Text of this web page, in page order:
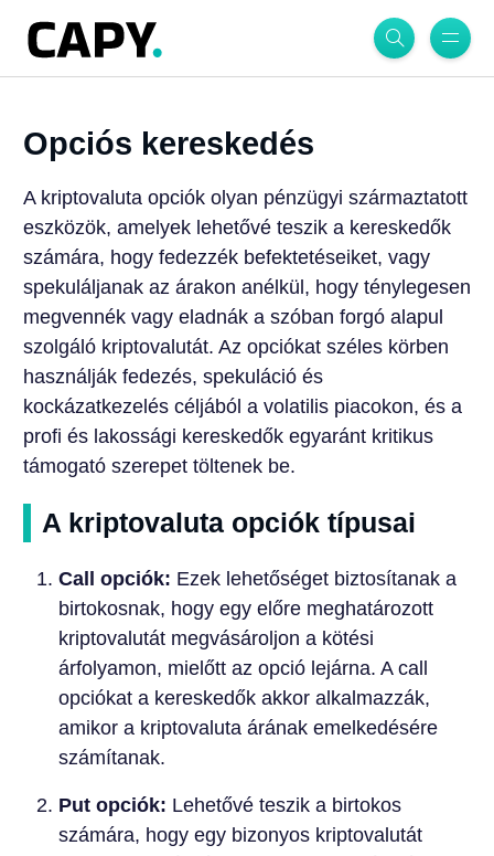
Opciós kereskedés
A kriptovaluta opciók olyan pénzügyi származtatott
eszközök, amelyek lehetővé teszik a kereskedők
számára, hogy fedezzék befektetéseiket, vagy
spekuláljanak az árakon anélkül, hogy ténylegesen
megvennék vagy eladnák a szóban forgó alapul
szolgáló kriptovalutát. Az opciókat széles körben
használják fedezés, spekuláció és
kockázatkezelés céljából a volatilis piacokon, és a
profi és lakossági kereskedők egyaránt kritikus
támogató szerepet töltenek be.
A kriptovaluta opciók típusai
Call opciók: Ezek lehetőséget biztosítanak a
birtokosnak, hogy egy előre meghatározott
kriptovalutát megvásároljon a kötési
árfolyamon, mielőtt az opció lejárna. A call
opciókat a kereskedők akkor alkalmazzák,
amikor a kriptovaluta árának emelkedésére
számítanak.
Put opciók: Lehetővé teszik a birtokos
számára, hogy egy bizonyos kriptovalutát